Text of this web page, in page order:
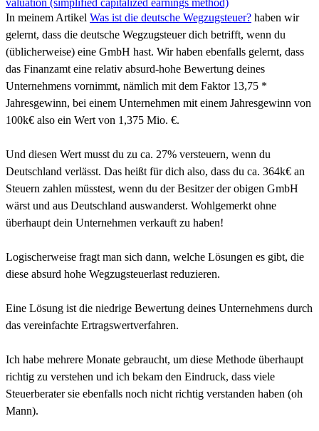
In meinem Artikel Was ist die deutsche Wegzugsteuer? haben wir
gelernt, dass die deutsche Wegzugsteuer dich betrifft, wenn du
(üblicherweise) eine GmbH hast. Wir haben ebenfalls gelernt, dass
das Finanzamt eine relativ absurd-hohe Bewertung deines
Unternehmens vornimmt, nämlich mit dem Faktor 13,75 *
Jahresgewinn, bei einem Unternehmen mit einem Jahresgewinn von
100k€ also ein Wert von 1,375 Mio. €.
Und diesen Wert musst du zu ca. 27% versteuern, wenn du
Deutschland verlässt. Das heißt für dich also, dass du ca. 364k€ an
Steuern zahlen müsstest, wenn du der Besitzer der obigen GmbH
wärst und aus Deutschland auswanderst. Wohlgemerkt ohne
überhaupt dein Unternehmen verkauft zu haben!
Logischerweise fragt man sich dann, welche Lösungen es gibt, die
diese absurd hohe Wegzugsteuerlast reduzieren.
Eine Lösung ist die niedrige Bewertung deines Unternehmens durch
das vereinfachte Ertragswertverfahren.
Ich habe mehrere Monate gebraucht, um diese Methode überhaupt
richtig zu verstehen und ich bekam den Eindruck, dass viele
Steuerberater sie ebenfalls noch nicht richtig verstanden haben (oh
Mann).